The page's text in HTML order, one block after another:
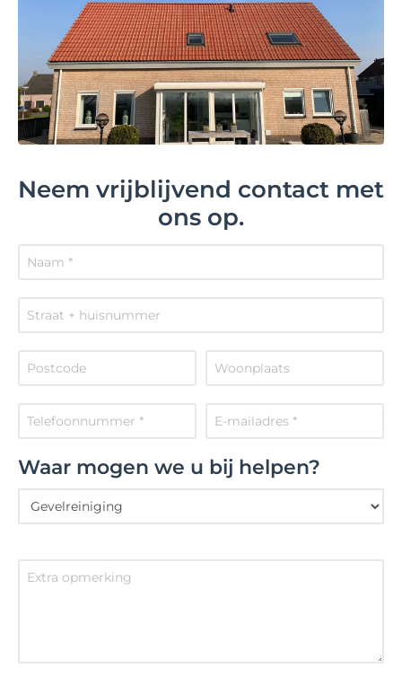
Neem vrijblijvend contact met
ons op.
Waar mogen we u bij helpen?